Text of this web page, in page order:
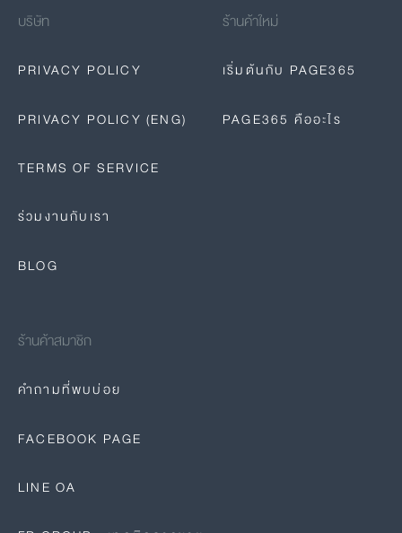
บริษัท
PRIVACY POLICY
PRIVACY POLICY (ENG)
TERMS OF SERVICE
ร่วมงานกับเรา
BLOG
ร้านค้าใหม่
เริ่มต้นกับ PAGE365
PAGE365 คืออะไร
ร้านค้าสมาชิก
คำถามที่พบบ่อย
FACEBOOK PAGE
LINE OA